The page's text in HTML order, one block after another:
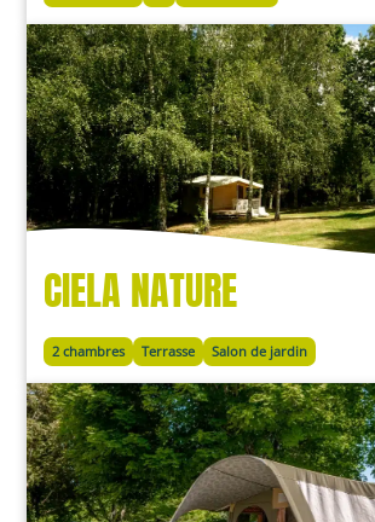
CIELA NATURE
2 chambres Terrasse Salon de jardin